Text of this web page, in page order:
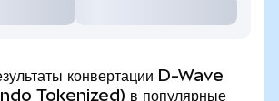
конвертации D-Wave
Tokenized) в популярные